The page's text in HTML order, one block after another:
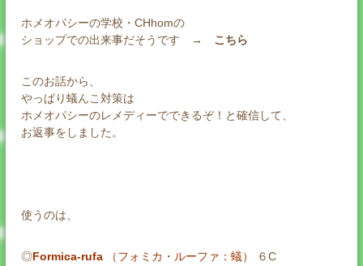
ホメオパシーの学校・CHhomの
ショップでの出来事だそうです → こちら
このお話から、
やっぱり蟻んこ対策は
ホメオパシーのレメディーでできるぞ！と確信して、
お返事をしました。
使うのは、
◎Formica-rufa （フォミカ・ルーファ：蟻） ６C